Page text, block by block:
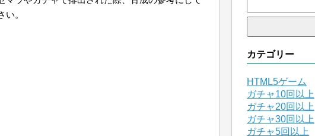
い。
索:
カテゴリー
HTML5ゲーム
ガチャ10回以上
ガチャ20回以上
ガチャ30回以上
ガチャ5回以上